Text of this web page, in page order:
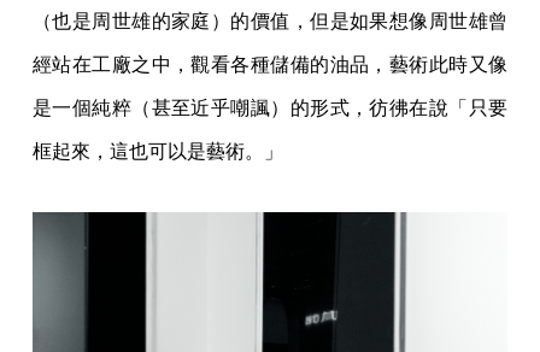
（也是周世雄的家庭）的價值，但是如果想像周世雄曾
經站在工廠之中，觀看各種儲備的油品，藝術此時又像
是一個純粹（甚至近乎嘲諷）的形式，彷彿在說「只要
框起來，這也可以是藝術。」